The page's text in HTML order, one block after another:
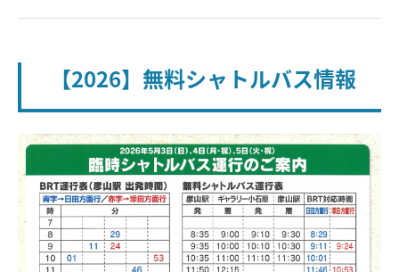
【2026】無料シャトルバス情報